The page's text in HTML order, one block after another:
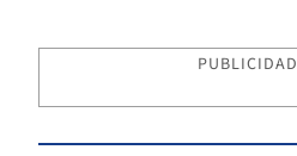
PUBLICIDAD